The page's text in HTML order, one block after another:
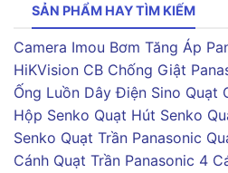
SẢN PHẨM HAY TÌM KIẾM
Camera Imou Bơm Tăng Áp
HiKVision CB Chống Giật
Ống Luồn Dây Điện Sino Quạt
Hộp Senko Quạt Hút Senko
Senko Quạt Trần Panasonic
Cánh Quạt Trần Panasonic 4